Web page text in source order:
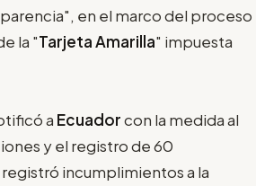
en el marco del proceso
la "Tarjeta Amarilla" impuesta
a Ecuadorcon la medida al
y el registro de 60
incumplimientos a la